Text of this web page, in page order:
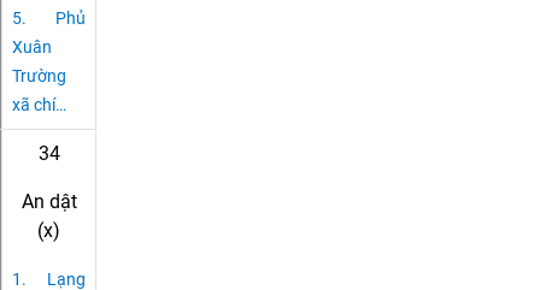
5. Phủ
Xuân
Trường
xã chí…
34
An dật
(x)
1. Lạng